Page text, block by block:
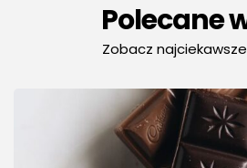
Polecane
Zobacz